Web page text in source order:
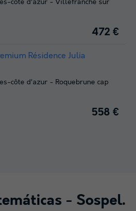
côte d'azur - Villefranche sur
472 €
Résidence Julia
côte d'azur - Roquebrune cap
558 €
- Sospel.